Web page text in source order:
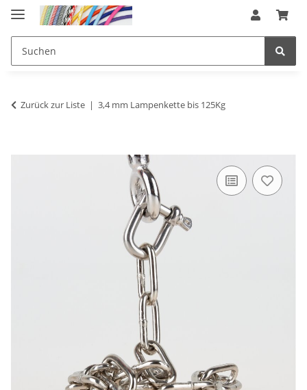
Zurück zur Liste 3,4 mm Lampenkette bis 125Kg